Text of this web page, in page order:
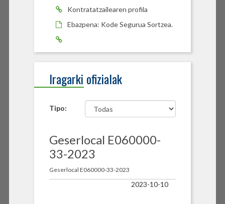
Kontratatzailearen profila
Ebazpena: Kode Segurua Sortzea.
Iragarki ofizialak
Tipo:
Geserlocal E060000-
33-2023
Geserlocal E060000-33-2023
2023-10-10